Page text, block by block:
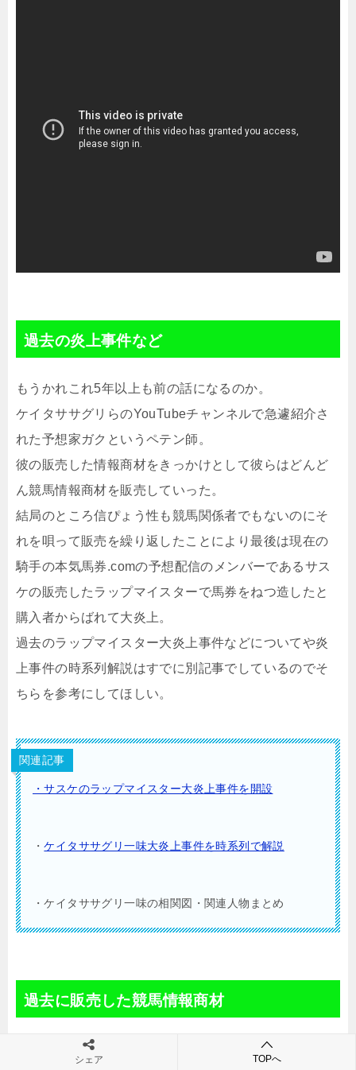
過去の炎上事件など
もうかれこれ5年以上も前の話になるのか。
ケイタササグリらのYouTubeチャンネルで急遽紹介さ
れた予想家ガクというペテン師。
彼の販売した情報商材をきっかけとして彼らはどんど
ん競馬情報商材を販売していった。
結局のところ信ぴょう性も競馬関係者でもないのにそ
れを唄って販売を繰り返したことにより最後は現在の
騎手の本気馬券.comの予想配信のメンバーであるサス
ケの販売したラップマイスターで馬券をねつ造したと
購入者からばれて大炎上。
過去のラップマイスター大炎上事件などについてや炎
上事件の時系列解説はすでに別記事でしているのでそ
ちらを参考にしてほしい。
関連記事
・サスケのラップマイスター大炎上事件を開設
・ケイタササグリ一味大炎上事件を時系列で解説
・ケイタササグリ一味の相関図・関連人物まとめ
過去に販売した競馬情報商材
ケイタササグリ(草野清)らが過去に販売した競馬情報商
シェア TOPへ